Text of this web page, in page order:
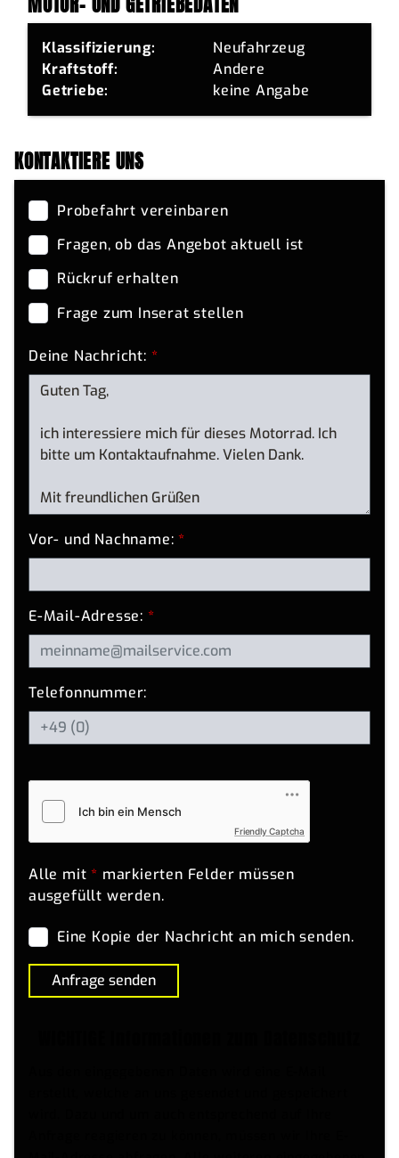
Klassifizierung:
Neufahrzeug
Kraftstoff:
Andere
Getriebe:
keine Angabe
KONTAKTIERE UNS
Probefahrt vereinbaren
Fragen, ob das Angebot aktuell ist
Rückruf erhalten
Frage zum Inserat stellen
Deine Nachricht: *
Vor- und Nachname:*
E-Mail-Adresse: *
Telefonnummer:
Friendly Captcha
Alle mit* markierten Felder müssen
ausgefüllt werden.
Eine Kopie der Nachricht an mich senden.
Anfrage senden